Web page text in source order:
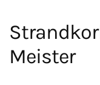
Meister